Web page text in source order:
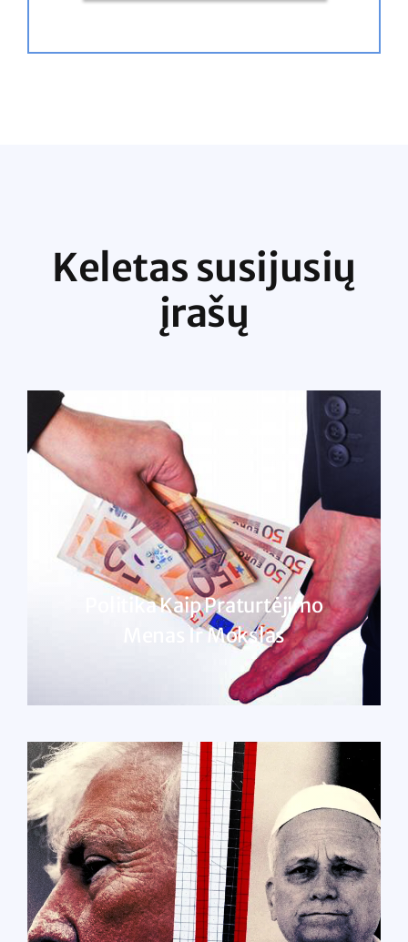
Keletas susijusių
įrašų
Politika Kaip Praturtėjimo
Menas Ir Mokslas
SKAITYTI DAUGIAU